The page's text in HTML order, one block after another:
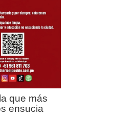
que más
ensucia